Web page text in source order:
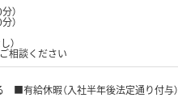
）
）
）
相談ください
■有給休暇（入社半年後法定通り付与）